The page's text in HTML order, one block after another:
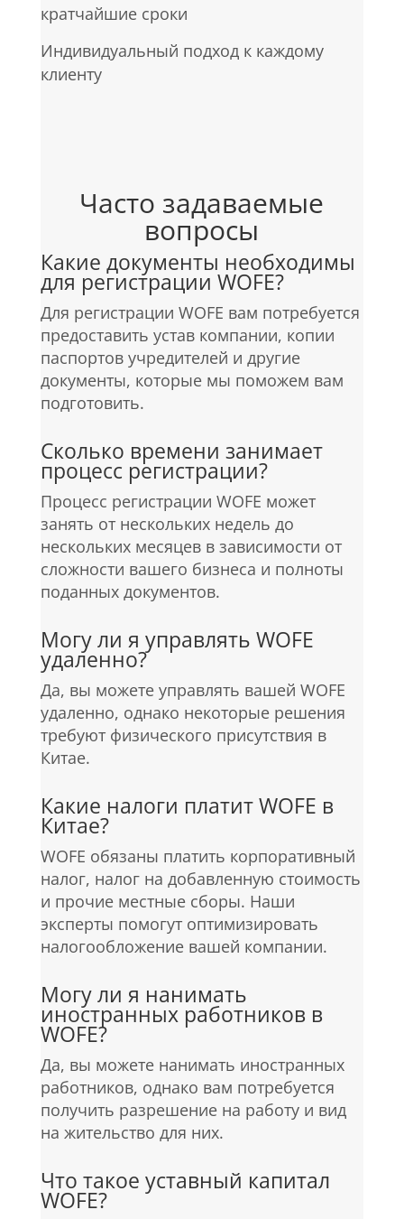
кратчайшие сроки
Индивидуальный подход к каждому
клиенту
Часто задаваемые
вопросы
Какие документы необходимы
для регистрации WOFE?
Для регистрации WOFE вам потребуется
предоставить устав компании, копии
паспортов учредителей и другие
документы, которые мы поможем вам
подготовить.
Сколько времени занимает
процесс регистрации?
Процесс регистрации WOFE может
занять от нескольких недель до
нескольких месяцев в зависимости от
сложности вашего бизнеса и полноты
поданных документов.
Могу ли я управлять WOFE
удаленно?
Да, вы можете управлять вашей WOFE
удаленно, однако некоторые решения
требуют физического присутствия в
Китае.
Какие налоги платит WOFE в
Китае?
WOFE обязаны платить корпоративный
налог, налог на добавленную стоимость
и прочие местные сборы. Наши
эксперты помогут оптимизировать
налогообложение вашей компании.
Могу ли я нанимать
иностранных работников в
WOFE?
Да, вы можете нанимать иностранных
работников, однако вам потребуется
получить разрешение на работу и вид
на жительство для них.
Что такое уставный капитал
WOFE?